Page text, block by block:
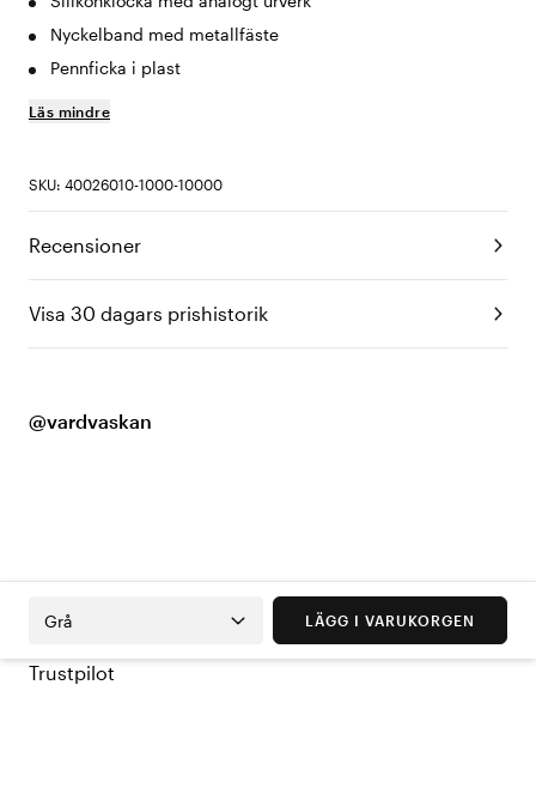
Nyckelband med metallfäste
Pennficka i plast
Läs mindre
SKU: 40026010-1000-10000
Recensioner
Visa 30 dagars prishistorik
@vardvaskan
Grå LÄGG I VARUKORGEN
Trustpilot